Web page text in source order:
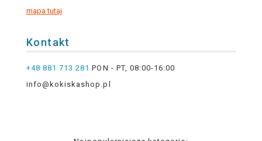
mapa tutaj
Kontakt
+48 881 713 281 PON - PT, 08:00-16:00
info@kokiskashop.pl